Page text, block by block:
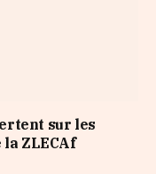
sur les
ZLECAf